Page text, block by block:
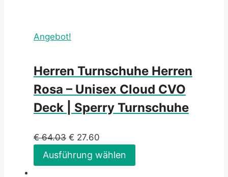
Angebot!
Herren Turnschuhe Herren
Rosa – Unisex Cloud CVO
Deck | Sperry Turnschuhe
€64.03 € 27.60
Ausführung wählen